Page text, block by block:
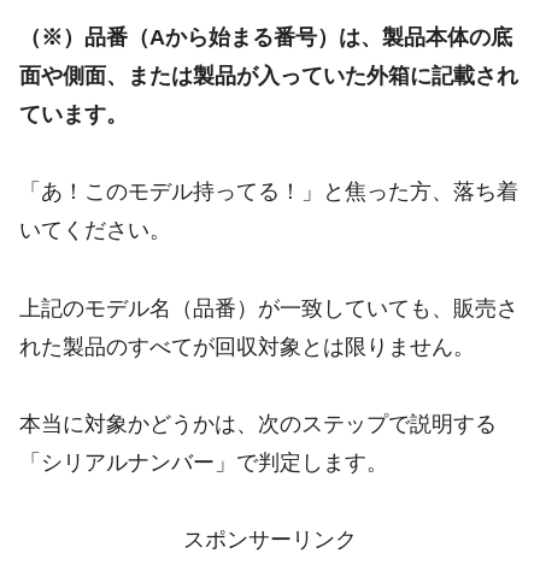
（※）品番（Aから始まる番号）は、製品本体の底
面や側面、または製品が入っていた外箱に記載され
ています。
「あ！このモデル持ってる！」と焦った方、落ち着
いてください。
上記のモデル名（品番）が一致していても、販売さ
れた製品のすべてが回収対象とは限りません。
本当に対象かどうかは、次のステップで説明する
「シリアルナンバー」で判定します。
スポンサーリンク